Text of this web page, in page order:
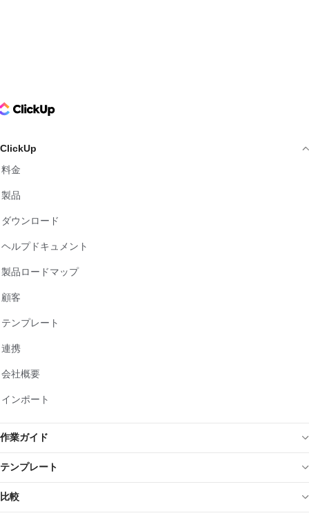
Logo
ClickUp
料金
製品
ダウンロード
ヘルプドキュメント
製品ロードマップ
顧客
テンプレート
連携
会社概要
インポート
作業ガイド
テンプレート
比較